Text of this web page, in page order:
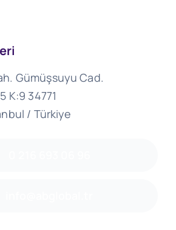
Gümüşsuyu Cad.
K:9 34771
/ Türkiye